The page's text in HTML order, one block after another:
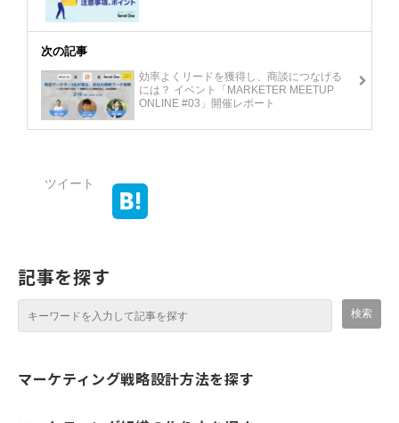
次の記事
効率よくリードを獲得し、商談につなげる
には？ イベント「MARKETER MEETUP
ONLINE #03」開催レポート
ツイート
記事を探す
マーケティング戦略設計方法を探す